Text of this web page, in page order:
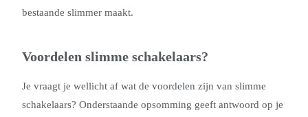
bestaande slimmer maakt.
Voordelen slimme schakelaars?
Je vraagt je wellicht af wat de voordelen zijn van slimme
schakelaars? Onderstaande opsomming geeft antwoord op je